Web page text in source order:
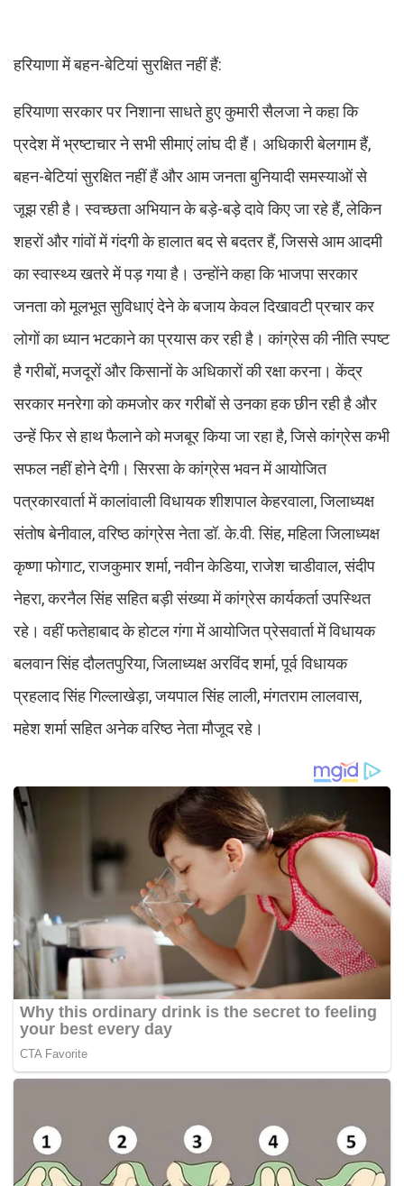
हरियाणा में बहन-बेटियां सुरक्षित नहीं हैं:
हरियाणा सरकार पर निशाना साधते हुए कुमारी सैलजा ने कहा कि
प्रदेश में भ्रष्टाचार ने सभी सीमाएं लांघ दी हैं। अधिकारी बेलगाम हैं,
बहन-बेटियां सुरक्षित नहीं हैं और आम जनता बुनियादी समस्याओं से
जूझ रही है। स्वच्छता अभियान के बड़े-बड़े दावे किए जा रहे हैं, लेकिन
शहरों और गांवों में गंदगी के हालात बद से बदतर हैं, जिससे आम आदमी
का स्वास्थ्य खतरे में पड़ गया है। उन्होंने कहा कि भाजपा सरकार
जनता को मूलभूत सुविधाएं देने के बजाय केवल दिखावटी प्रचार कर
लोगों का ध्यान भटकाने का प्रयास कर रही है। कांग्रेस की नीति स्पष्ट
है गरीबों, मजदूरों और किसानों के अधिकारों की रक्षा करना। केंद्र
सरकार मनरेगा को कमजोर कर गरीबों से उनका हक छीन रही है और
उन्हें फिर से हाथ फैलाने को मजबूर किया जा रहा है, जिसे कांग्रेस कभी
सफल नहीं होने देगी। सिरसा के कांग्रेस भवन में आयोजित
पत्रकारवार्ता में कालांवाली विधायक शीशपाल केहरवाला, जिलाध्यक्ष
संतोष बेनीवाल, वरिष्ठ कांग्रेस नेता डॉ. के.वी. सिंह, महिला जिलाध्यक्ष
कृष्णा फोगाट, राजकुमार शर्मा, नवीन केडिया, राजेश चाडीवाल, संदीप
नेहरा, करनैल सिंह सहित बड़ी संख्या में कांग्रेस कार्यकर्ता उपस्थित
रहे। वहीं फतेहाबाद के होटल गंगा में आयोजित प्रेसवार्ता में विधायक
बलवान सिंह दौलतपुरिया, जिलाध्यक्ष अरविंद शर्मा, पूर्व विधायक
प्रहलाद सिंह गिल्लाखेड़ा, जयपाल सिंह लाली, मंगतराम लालवास,
महेश शर्मा सहित अनेक वरिष्ठ नेता मौजूद रहे।